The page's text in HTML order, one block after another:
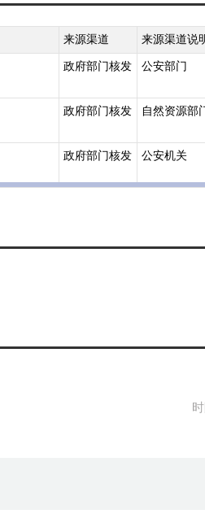
来源渠道 来源渠道说
政府部门核发 公安部门
政府部门核发 自然资源部
政府部门核发 公安机关